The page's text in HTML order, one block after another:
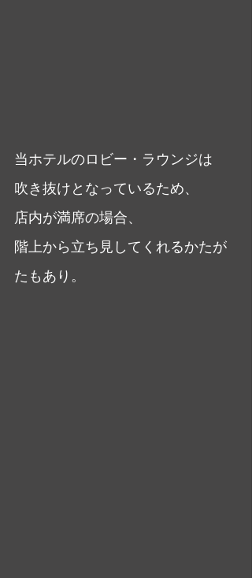
当ホテルのロビー・ラウンジは
吹き抜けとなっているため、
店内が満席の場合、
階上から立ち見してくれるかたが
たもあり。